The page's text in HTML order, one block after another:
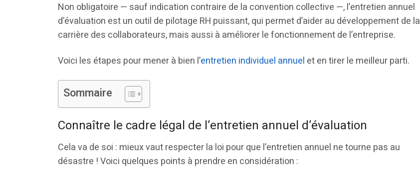
Non obligatoire — sauf indication contraire de la convention collective —, l’entretien annuel
d’évaluation est un outil de pilotage RH puissant, qui permet d’aider au développement de la
carrière des collaborateurs, mais aussi à améliorer le fonctionnement de l’entreprise.
Voici les étapes pour mener à bien l’entretien individuel annuel et en tirer le meilleur parti.
Sommaire
Connaître le cadre légal de l’entretien annuel d’évaluation
Cela va de soi : mieux vaut respecter la loi pour que l’entretien annuel ne tourne pas au
désastre ! Voici quelques points à prendre en considération :